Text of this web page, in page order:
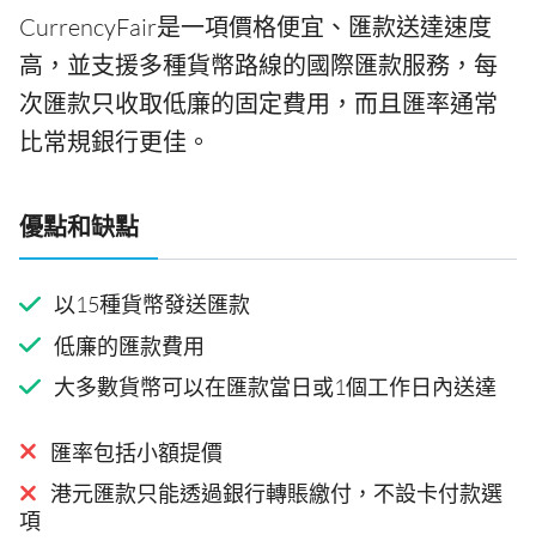
CurrencyFair是一項價格便宜、匯款送達速度
高，並支援多種貨幣路線的國際匯款服務，每
次匯款只收取低廉的固定費用，而且匯率通常
比常規銀行更佳。
優點和缺點
以15種貨幣發送匯款
低廉的匯款費用
大多數貨幣可以在匯款當日或1個工作日內送達
匯率包括小額提價
港元匯款只能透過銀行轉賬繳付，不設卡付款選
項